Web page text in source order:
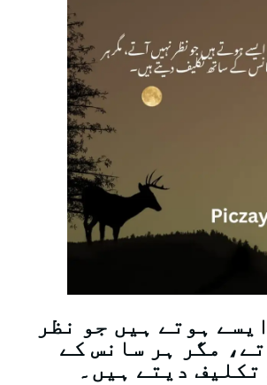
ہوتے ہیں جو نظر
مگر ہر سانس کے
تکلیف دیتے ہیں۔